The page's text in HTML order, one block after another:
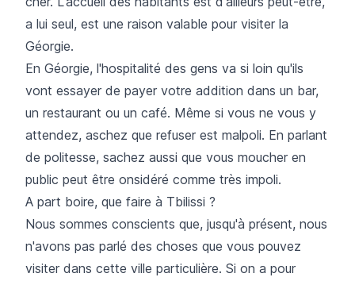
a lui seul, est une raison valable pour visiter la
Géorgie.
En Géorgie, l'hospitalité des gens va si loin qu'ils
vont essayer de payer votre addition dans un bar,
un restaurant ou un café. Même si vous ne vous y
attendez, aschez que refuser est malpoli. En parlant
de politesse, sachez aussi que vous moucher en
public peut être onsidéré comme très impoli.
A part boire, que faire à Tbilissi ?
Nous sommes conscients que, jusqu'à présent, nous
n'avons pas parlé des choses que vous pouvez
visiter dans cette ville particulière. Si on a pour